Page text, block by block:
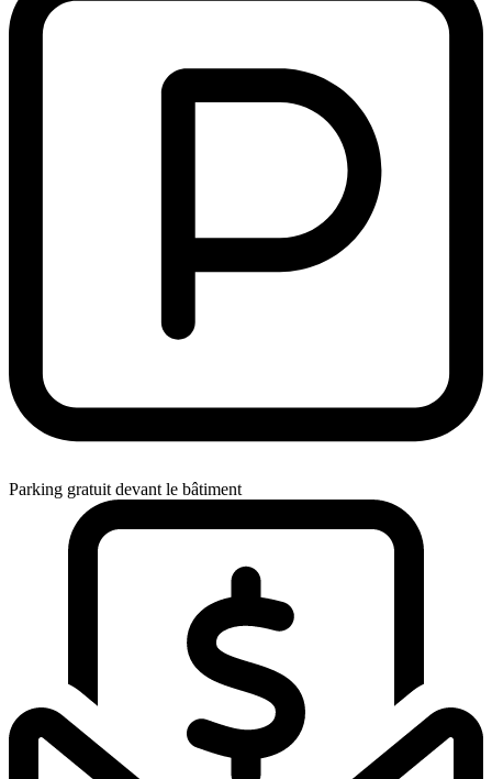
Parking gratuit devant le bâtiment